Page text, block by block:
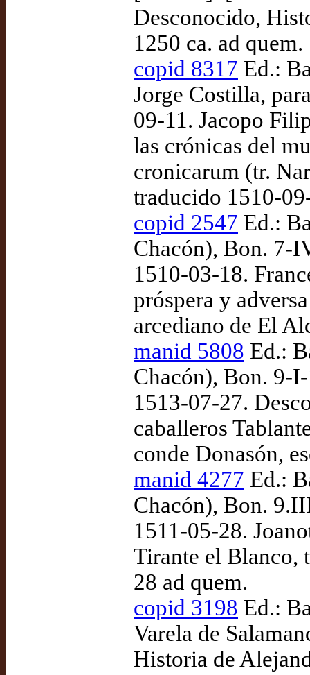
Desconocido,
1250 ca. ad quem.
copid 8317 Ed.:
Jorge Costilla,
09-11. Jacopo
las crónicas del
cronicarum (tr.
traducido 1510-
copid 2547 Ed.:
Chacón), Bon. 7-
1510-03-18.
próspera y
arcediano de El
manid 5808 Ed.:
Chacón), Bon. 9-
1513-07-27.
caballeros
conde Donasón,
manid 4277 Ed.:
Chacón), Bon.
1511-05-28.
Tirante el Blanco,
28 ad quem.
copid 3198 Ed.:
Varela de
Historia de